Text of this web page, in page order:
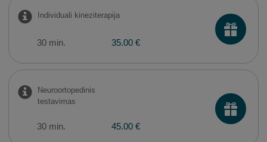
Individuali kineziterapija
30 min. 35.00 €
Neuroortopedinis
testavimas
30 min. 45.00 €